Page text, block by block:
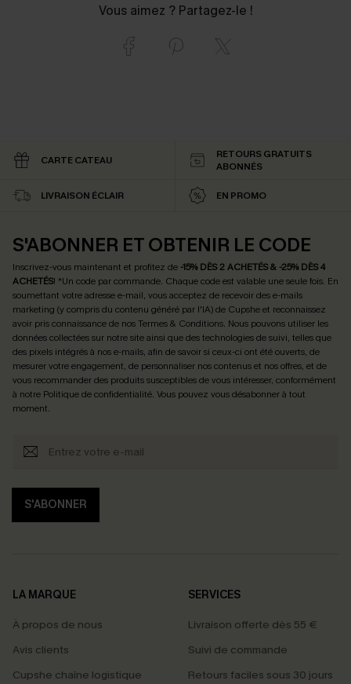
Vous aimez ? Partagez-le !
CARTE CATEAU
RETOURS GRATUITS
ABONNÉS
LIVRAISON ÉCLAIR EN PROMO
S'ABONNER ET OBTENIR LE CODE
Inscrivez-vous maintenant et profitez de -15% DÈS 2 ACHETÉS & -25% DÈS 4
ACHETÉS! *Un code par commande. Chaque code est valable une seule fois. En
soumettant votre adresse e-mail, vous acceptez de recevoir des e-mails
marketing (y compris du contenu généré par l'IA) de Cupshe et reconnaissez
avoir pris connaissance de nosTermes & Conditions. Nous pouvons utiliser les
données collectées sur notre site ainsi que des technologies de suivi, telles que
des pixels intégrés à nos e-mails, afin de savoir si ceux-ci ont été ouverts, de
mesurer votre engagement, de personnaliser nos contenus et nos offres, et de
vous recommander des produits susceptibles de vous intéresser, conformément
à notre Politique de confidentialité. Vous pouvez vous désabonner à tout
moment.
S'ABONNER
LA MARQUE
À propos de nous
Avis clients
Cupshe chaîne logistique
SERVICES
Livraison offerte dès 55 €
Suivi de commande
Retours faciles sous 30 jours